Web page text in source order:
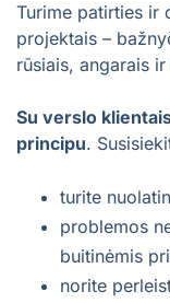
Turime patirties ir
projektais –
rūsiais, angarais
Su verslo
principu.
turite
problemos
buitinėmis
norite